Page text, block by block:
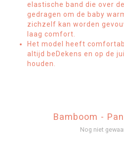
elastische band die over
gedragen om de baby
zichzelf kan worden
laag comfort.
Het model heeft
altijd beDekens en op de
houden.
Bamboom -
Nog niet